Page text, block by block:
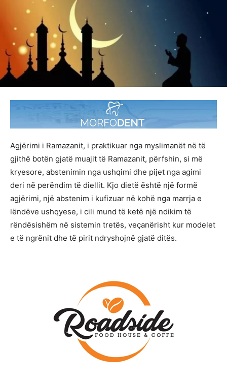
Agjërimi i Ramazanit, i praktikuar nga myslimanët në të
gjithë botën gjatë muajit të Ramazanit, përfshin, si më
kryesore, abstenimin nga ushqimi dhe pijet nga agimi
deri në perëndim të diellit. Kjo dietë është një formë
agjërimi, një abstenim i kufizuar në kohë nga marrja e
lëndëve ushqyese, i cili mund të ketë një ndikim të
rëndësishëm në sistemin tretës, veçanërisht kur modelet
e të ngrënit dhe të pirit ndryshojnë gjatë ditës.